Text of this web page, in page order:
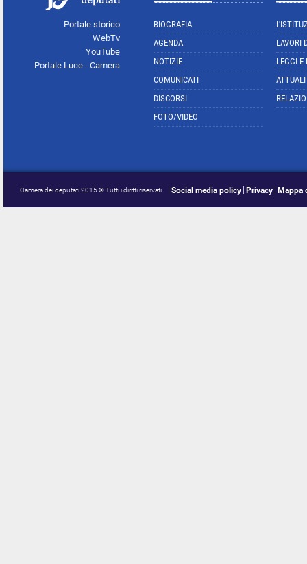
Portale storico
WebTv
YouTube
Portale Luce - Camera
BIOGRAFIA
AGENDA
NOTIZIE
COMUNICATI
DISCORSI
FOTO/VIDEO
LAVORI
LEGGI E
Camera dei deputati 2015 © Tutti i diritti riservati Social media policy Privacy Mappa